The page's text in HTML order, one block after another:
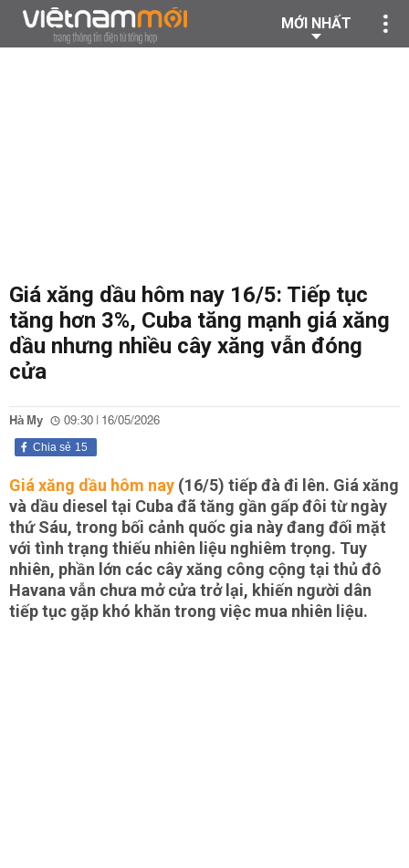
MỚI NHẤT
Giá xăng dầu hôm nay 16/5: Tiếp tục
tăng hơn 3%, Cuba tăng mạnh giá xăng
dầu nhưng nhiều cây xăng vẫn đóng
cửa
Hà My 09:30 | 16/05/2026
15
Chia sẻ
Giá xăng dầu hôm nay (16/5) tiếp đà đi lên. Giá xăng
và dầu diesel tại Cuba đã tăng gần gấp đôi từ ngày
thứ Sáu, trong bối cảnh quốc gia này đang đối mặt
với tình trạng thiếu nhiên liệu nghiêm trọng. Tuy
nhiên, phần lớn các cây xăng công cộng tại thủ đô
Havana vẫn chưa mở cửa trở lại, khiến người dân
tiếp tục gặp khó khăn trong việc mua nhiên liệu.